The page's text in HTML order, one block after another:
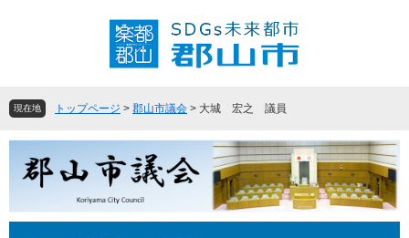
頭
す
飛
し
へ
現在地 トップページ > 郡山市議会 > 大城 宏之 議員